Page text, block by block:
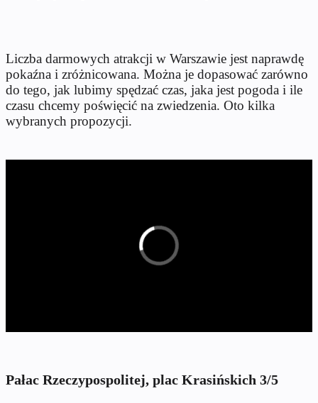
Liczba darmowych atrakcji w Warszawie jest naprawdę
pokaźna i zróżnicowana. Można je dopasować zarówno
do tego, jak lubimy spędzać czas, jaka jest pogoda i ile
czasu chcemy poświęcić na zwiedzenia. Oto kilka
wybranych propozycji.
Pałac Rzeczypospolitej, plac Krasińskich 3/5